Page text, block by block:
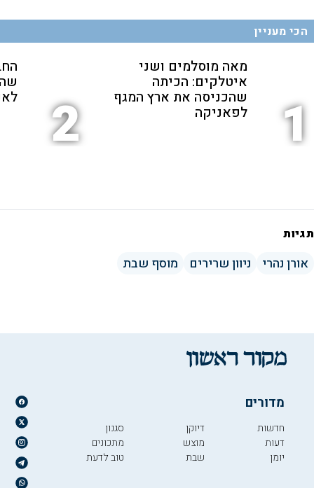
הכי מעניין
1
מאה מוסלמים ושני
איטלקים: הכיתה
שהכניסה את ארץ המגף
לפאניקה 2
תגיות
אורן נהרי ניוון שרירים מוסף שבת
מדורים
חדשות
דעות
יומן
דיוקן
מוצש
שבת
סגנון
מתכונים
טוב לדעת